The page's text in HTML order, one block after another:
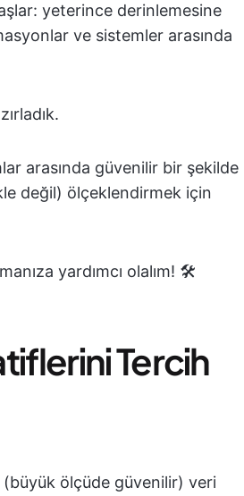
yeterince derinlemesine
ve sistemler arasında
arasında güvenilir bir şekilde
değil) ölçeklendirmek için
yardımcı olalım! 🛠️
Tercih
ölçüde güvenilir) veri